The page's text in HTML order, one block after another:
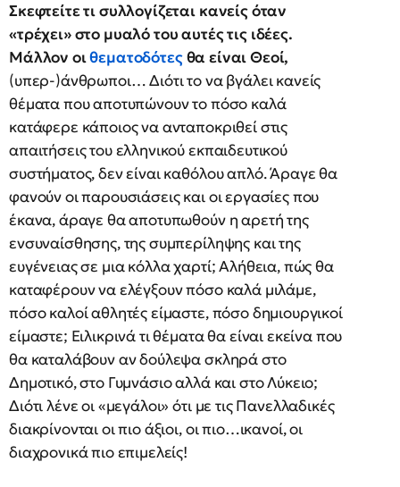
Σκεφτείτε τι συλλογίζεται κανείς όταν
«τρέχει» στο μυαλό του αυτές τις ιδέες.
Μάλλον οιθεματοδότεςθα είναι Θεοί,
(υπερ-)άνθρωποι… Διότι το να βγάλει κανείς
θέματα που αποτυπώνουν το πόσο καλά
κατάφερε κάποιος να ανταποκριθεί στις
απαιτήσεις του ελληνικού εκπαιδευτικού
συστήματος, δεν είναι καθόλου απλό. Άραγε θα
φανούν οι παρουσιάσεις και οι εργασίες που
έκανα, άραγε θα αποτυπωθούν η αρετή της
ενσυναίσθησης, της συμπερίληψης και της
ευγένειας σε μια κόλλα χαρτί; Αλήθεια, πώς θα
καταφέρουν να ελέγξουν πόσο καλά μιλάμε,
πόσο καλοί αθλητές είμαστε, πόσο δημιουργικοί
είμαστε; Ειλικρινά τι θέματα θα είναι εκείνα που
θα καταλάβουν αν δούλεψα σκληρά στο
Δημοτικό, στο Γυμνάσιο αλλά και στο Λύκειο;
Διότι λένε οι «μεγάλοι» ότι με τις Πανελλαδικές
διακρίνονται οι πιο άξιοι, οι πιο…ικανοί, οι
διαχρονικά πιο επιμελείς!